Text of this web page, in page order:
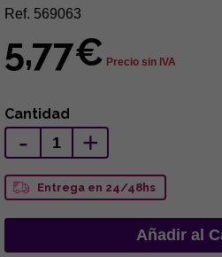
Ref. 569063
5,77€ Precio sin IVA
Cantidad
- +
Entrega en 24/48hs